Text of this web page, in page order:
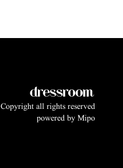
Copyright all rights reserved
powered by Mipo